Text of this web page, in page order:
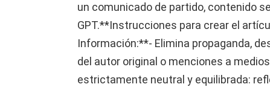
un comunicado de partido, contenido
GPT.**Instrucciones para crear el
Información:**- Elimina propaganda,
del autor original o menciones a
estrictamente neutral y equilibrada: